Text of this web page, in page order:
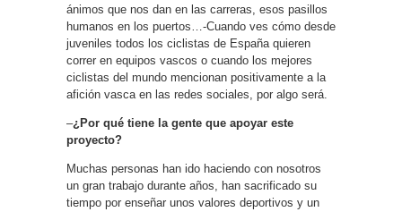
ánimos que nos dan en las carreras, esos pasillos
humanos en los puertos…-Cuando ves cómo desde
juveniles todos los ciclistas de España quieren
correr en equipos vascos o cuando los mejores
ciclistas del mundo mencionan positivamente a la
afición vasca en las redes sociales, por algo será.
–¿Por qué tiene la gente que apoyar este
proyecto?
Muchas personas han ido haciendo con nosotros
un gran trabajo durante años, han sacrificado su
tiempo por enseñar unos valores deportivos y un